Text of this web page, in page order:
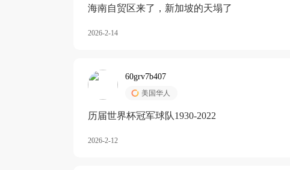
海南自贸区来了，新加坡的天塌了
2026-2-14
60grv7b407
美国华人
历届世界杯冠军球队1930-2022
2026-2-12